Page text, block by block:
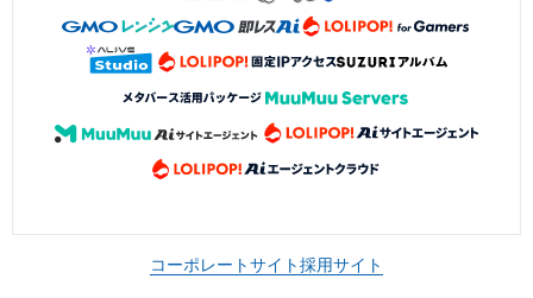
コーポレートサイト採用サイト